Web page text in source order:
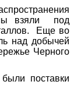
взяли под
Еще во
над добычей
Черного
поставки